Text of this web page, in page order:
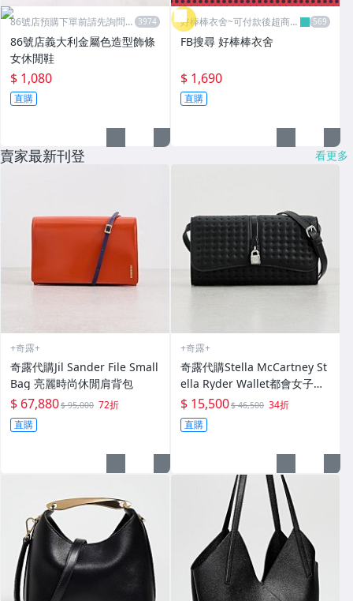
86號店預購下單前請先詢問數
86號店義大利金屬色造型飾條
女休閒鞋
$ 1,080
直購
好棒棒衣舍~可付款後超商取
貨
FB搜尋 好棒棒衣舍
$ 1,690
直購
賣家最新刊登 看更多
+奇露+
奇露代購Jil Sander File Small
Bag 亮麗時尚休閒肩背包
$ 67,880$ 95,000 72折
直購
+奇露+
奇露代購Stella McCartney St
ella Ryder Wallet都會女子氣
質優雅手拿包肩背包
$ 15,500$ 46,500 34折
直購